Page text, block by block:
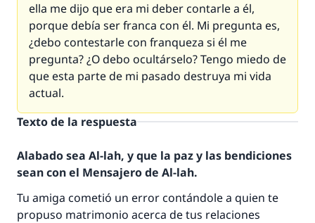
ella me dijo que era mi deber contarle a él,
porque debía ser franca con él. Mi pregunta es,
¿debo contestarle con franqueza si él me
pregunta? ¿O debo ocultárselo? Tengo miedo de
que esta parte de mi pasado destruya mi vida
actual.
Texto de la respuesta
Alabado sea Al-lah, y que la paz y las bendiciones
sean con el Mensajero de Al-lah.
Tu amiga cometió un error contándole a quien te
propuso matrimonio acerca de tus relaciones